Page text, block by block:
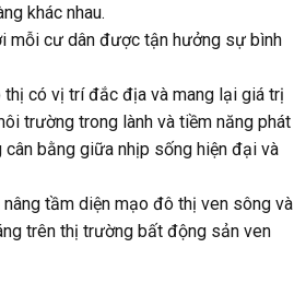
khác nhau.
mỗi cư dân được tận hưởng sự bình
thị có vị trí đắc địa và mang lại giá trị
trường trong lành và tiềm năng phát
bằng giữa nhịp sống hiện đại và
tầm diện mạo đô thị ven sông và
trên thị trường bất động sản ven